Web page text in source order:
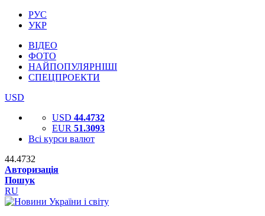
РУС
УКР
ВІДЕО
ФОТО
НАЙПОПУЛЯРНІШІ
СПЕЦПРОЕКТИ
USD
USD 44.4732
EUR 51.3093
Всі курси валют
44.4732
Авторизація
Пошук
RU